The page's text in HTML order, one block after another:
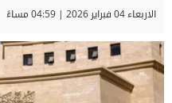
الاربعاء 04 فبراير 2026 | 04:59 مساءً